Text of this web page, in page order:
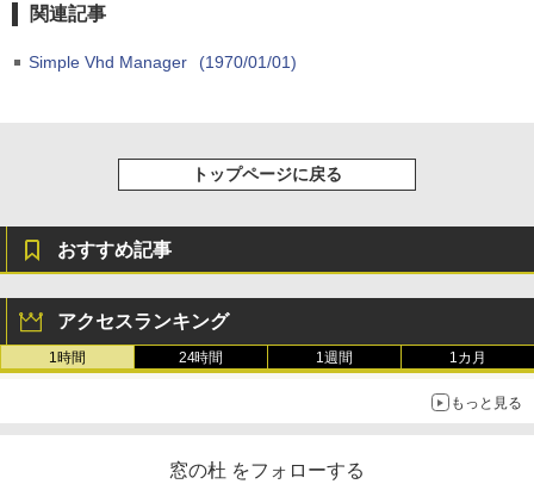
出す プロンプトの言葉 AI画像生成シリー
ードウェア・市販ソフトウェアのパーフ
イ、色調調節ライト、最大8週間持続バッ
テリー、広告無し、ブラック (2025年発
売)
New Amazon Kindle Scribe Colorsoft |
11インチカラーディスプレイ、64GBスト
レージ、ノート機能搭載、明るさ自動調
整、色調調節ライト、プレミアムペン付
関連記事
Simple Vhd Manager (1970/01/01)
トップページに戻る
おすすめ記事
アクセスランキング
1時間 24時間 1週間 1カ月
もっと見る
窓の杜 をフォローする